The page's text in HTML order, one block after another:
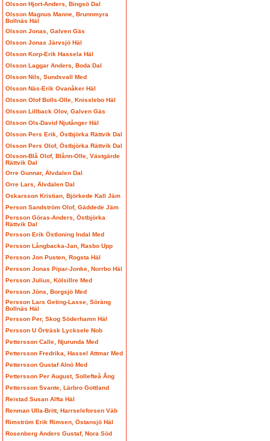
Olsson Hjort-Anders, Bingsö Dal
Olsson Magnus Manne, Brunnmyra
Bollnäs Häl
Olsson Jonas, Galven Gäs
Olsson Jonas Järvsjö Häl
Olsson Korp-Erik Hassela Häl
Olsson Laggar Anders, Boda Dal
Olsson Nils, Sundsvall Med
Olsson Näs-Erik Ovanåker Häl
Olsson Olof Bolls-Olle, Knisslebo Häl
Olsson Lillback Olov, Galven Gäs
Olsson Ols-David Njutånger Häl
Olsson Pers Erik, Östbjörka Rättvik Dal
Olsson Pers Olof, Östbjörka Rättvik Dal
Olsson-Blå Olof, Blånn-Olle, Västgärde
Rättvik Dal
Orre Gunnar, Älvdalen Dal
Orre Lars, Älvdalen Dal
Oskarsson Kristian, Björkede Kall Jäm
Person Sandström Olof, Gäddede Jäm
Persson Göras-Anders, Östbjörka
Rättvik Dal
Persson Erik Östloning Indal Med
Persson Långbacka-Jan, Rasbo Upp
Persson Jon Pusten, Rogsta Häl
Persson Jonas Pipar-Jonke, Norrbo Häl
Persson Julius, Kölsillre Med
Persson Jöns, Borgsjö Med
Persson Lars Geting-Lasse, Söräng
Bollnäs Häl
Persson Per, Skog Söderhamn Häl
Persson U Örträsk Lycksele Nob
Pettersson Calle, Njurunda Med
Pettersson Fredrika, Hassel Attmar Med
Pettersson Gustaf Alnö Med
Pettersson Per August, Sollefteå Ång
Pettersson Svante, Lärbro Gottland
Reistad Susan Alfta Häl
Renman Ulla-Britt, Harrseleforsen Väb
Rimström Erik Rimsen, Östansjö Häl
Rosenberg Anders Gustaf, Nora Söd